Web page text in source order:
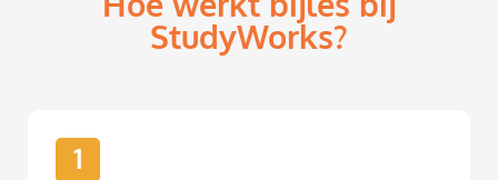
StudyWorks?
1